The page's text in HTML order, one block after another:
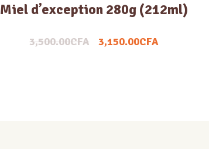
Miel d’exception 280g (212ml)
3,500.00CFA 3,150.00CFA